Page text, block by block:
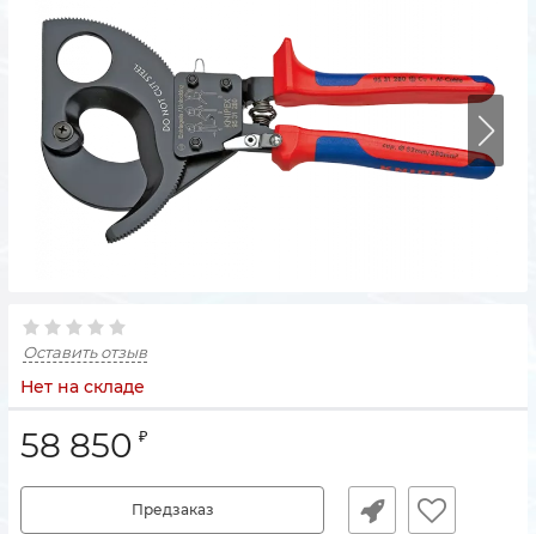
Оставить отзыв
Нет на складе
58 850 ₽
Предзаказ